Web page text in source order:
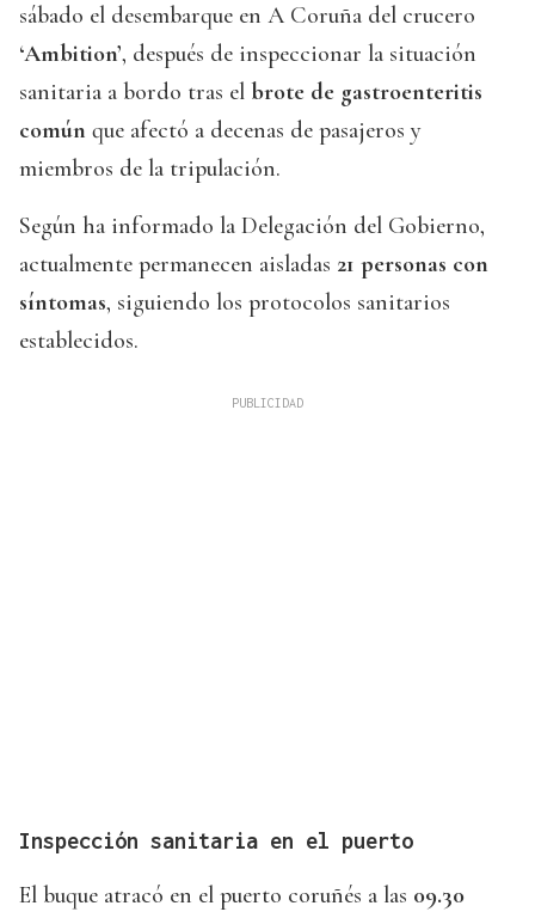
sábado el desembarque en A Coruña del crucero
‘Ambition’, después de inspeccionar la situación
sanitaria a bordo tras el brote de gastroenteritis
común que afectó a decenas de pasajeros y
miembros de la tripulación.
Según ha informado la Delegación del Gobierno,
actualmente permanecen aisladas 21 personas con
síntomas, siguiendo los protocolos sanitarios
establecidos.
Inspección sanitaria en el puerto
El buque atracó en el puerto coruñés a las 09.30